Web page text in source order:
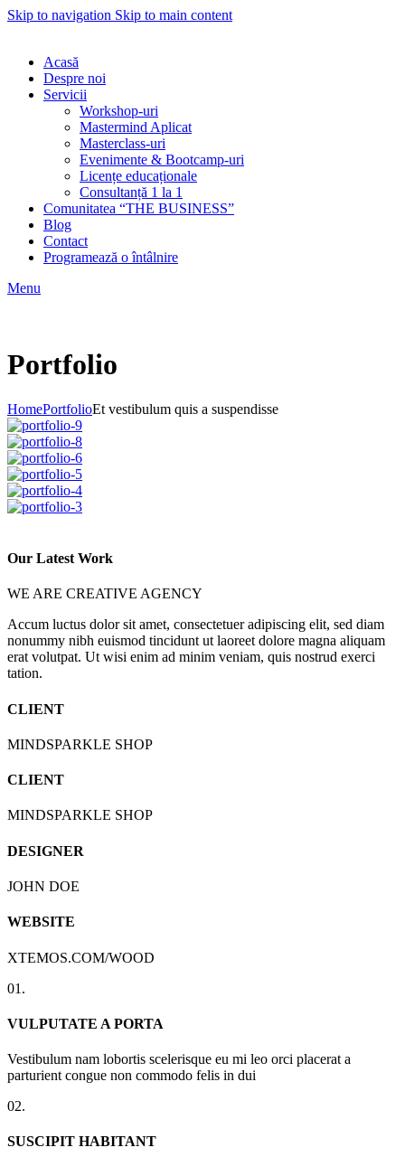
Skip to navigation Skip to main content
Acasă
Despre noi
Servicii
Workshop-uri
Mastermind Aplicat
Masterclass-uri
Evenimente & Bootcamp-uri
Licențe educaționale
Consultanță 1 la 1
Comunitatea “THE BUSINESS”
Blog
Contact
Programează o întâlnire
Menu
Portfolio
HomePortfolioEt vestibulum quis a suspendisse
Our Latest Work
WE ARE CREATIVE AGENCY
Accum luctus dolor sit amet, consectetuer adipiscing elit, sed diam
nonummy nibh euismod tincidunt ut laoreet dolore magna aliquam
erat volutpat. Ut wisi enim ad minim veniam, quis nostrud exerci
tation.
CLIENT
MINDSPARKLE SHOP
CLIENT
MINDSPARKLE SHOP
DESIGNER
JOHN DOE
WEBSITE
XTEMOS.COM/WOOD
01.
VULPUTATE A PORTA
Vestibulum nam lobortis scelerisque eu mi leo orci placerat a
parturient congue non commodo felis in dui
02.
SUSCIPIT HABITANT